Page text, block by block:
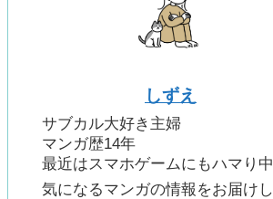
しずえ
サブカル大好き主婦
マンガ歴14年
最近はスマホゲームにもハマり中
気になるマンガの情報をお届けし